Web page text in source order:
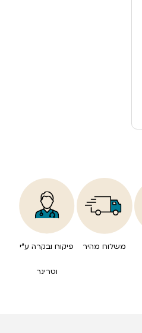
משלוח מהיר פיקוח ובקרה ע”י
וטרינר